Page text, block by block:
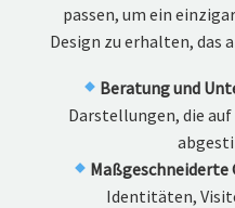
passen, um ein
Design zu erhalten, das
Beratung und
Darstellungen, die
Maßgeschneiderte
Identitäten,